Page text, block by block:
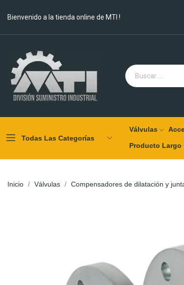
Bienvenido a la tienda online de MTI !
Todas Las Categorías
Válvulas
Producto Largo
Inicio Válvulas Compensadores de dilatación y